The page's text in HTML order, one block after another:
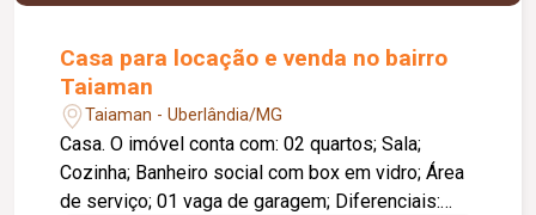
Casa para locação e venda no bairro
Taiaman
Taiaman - Uberlândia/MG
Casa. O imóvel conta com: 02 quartos; Sala;
Cozinha; Banheiro social com box em vidro; Área
de serviço; 01 vaga de garagem; Diferenciais: